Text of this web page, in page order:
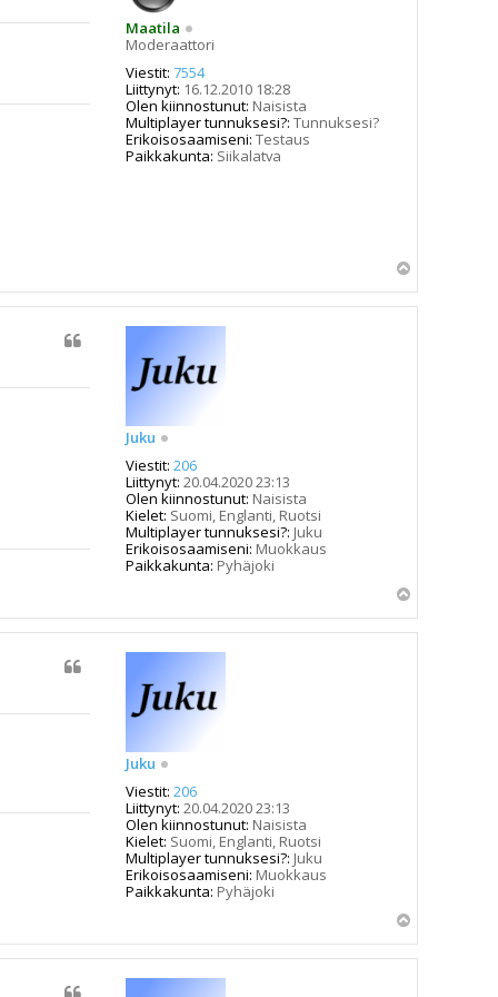
Maatila
Moderaattori
Viestit: 7554
Liittynyt: 16.12.2010 18:28
Olen kiinnostunut: Naisista
Multiplayer tunnuksesi?: Tunnuksesi?
Erikoisosaamiseni: Testaus
Paikkakunta: Siikalatva
ö
Juku
Viestit: 206
Liittynyt: 20.04.2020 23:13
Olen kiinnostunut: Naisista
Kielet: Suomi, Englanti, Ruotsi
Multiplayer tunnuksesi?: Juku
Erikoisosaamiseni: Muokkaus
Paikkakunta: Pyhäjoki
ö
Juku
Viestit: 206
Liittynyt: 20.04.2020 23:13
Olen kiinnostunut: Naisista
Kielet: Suomi, Englanti, Ruotsi
Multiplayer tunnuksesi?: Juku
Erikoisosaamiseni: Muokkaus
Paikkakunta: Pyhäjoki
ö